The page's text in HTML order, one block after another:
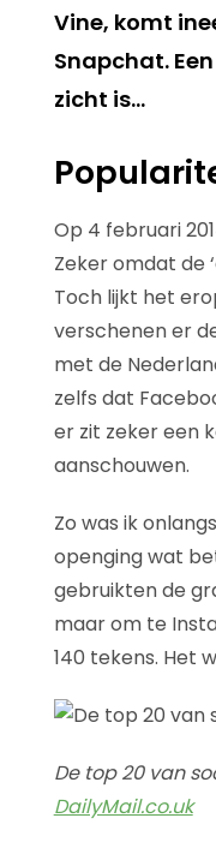
Vine, komt
Snapchat.
zicht is…
Op 4 februari
Zeker omdat de
Toch lijkt het
verschenen er
met de
zelfs dat
er zit zeker een
aanschouwen.
Zo was ik
openging wat
gebruikten de
maar om te
140 tekens. Het
De top 20 van
DailyMail.co.uk